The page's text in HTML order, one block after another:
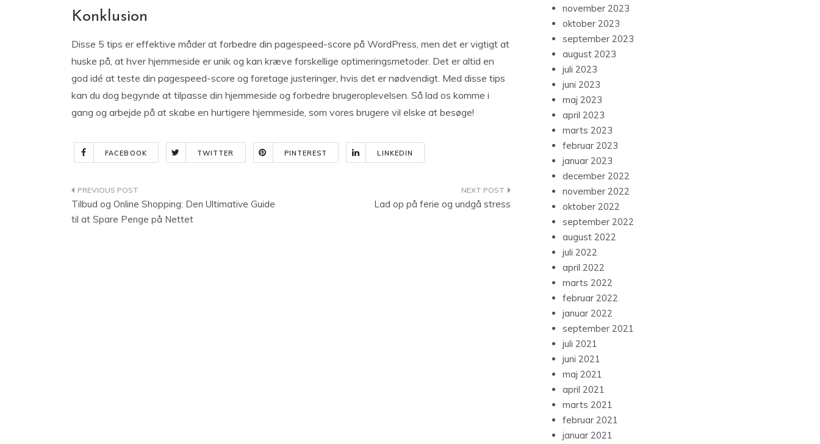
Konklusion
Disse 5 tips er effektive måder at forbedre din pagespeed-score på WordPress, men det er vigtigt at
huske på, at hver hjemmeside er unik og kan kræve forskellige optimeringsmetoder. Det er altid en
god idé at teste din pagespeed-score og foretage justeringer, hvis det er nødvendigt. Med disse tips
kan du dog begynde at tilpasse din hjemmeside og forbedre brugeroplevelsen. Så lad os komme i
gang og arbejde på at skabe en hurtigere hjemmeside, som vores brugere vil elske at besøge!
FACEBOOK TWITTER PINTEREST LINKEDIN
Indlægsnavigation
Tilbud og Online Shopping: Den Ultimative Guide
til at Spare Penge på Nettet
Lad op på ferie og undgå stress
november 2023
oktober 2023
september 2023
august 2023
juli 2023
juni 2023
maj 2023
april 2023
marts 2023
februar 2023
januar 2023
december 2022
november 2022
oktober 2022
september 2022
august 2022
juli 2022
april 2022
marts 2022
februar 2022
januar 2022
september 2021
juli 2021
juni 2021
maj 2021
april 2021
marts 2021
februar 2021
januar 2021